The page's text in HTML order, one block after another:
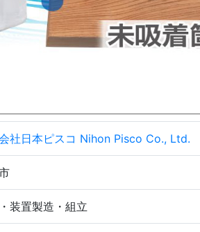
社日本ピスコ Nihon Pisco Co., Ltd.
装置製造・組立